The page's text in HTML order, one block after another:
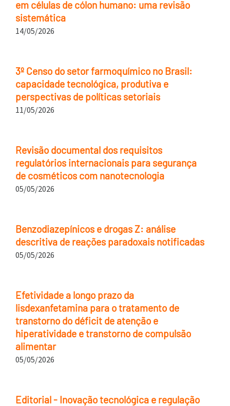
em células de cólon humano: uma revisão
sistemática
14/05/2026
3º Censo do setor farmoquímico no Brasil:
capacidade tecnológica, produtiva e
perspectivas de políticas setoriais
11/05/2026
Revisão documental dos requisitos
regulatórios internacionais para segurança
de cosméticos com nanotecnologia
05/05/2026
Benzodiazepínicos e drogas Z: análise
descritiva de reações paradoxais notificadas
05/05/2026
Efetividade a longo prazo da
lisdexanfetamina para o tratamento de
transtorno do déficit de atenção e
hiperatividade e transtorno de compulsão
alimentar
05/05/2026
Editorial - Inovação tecnológica e regulação